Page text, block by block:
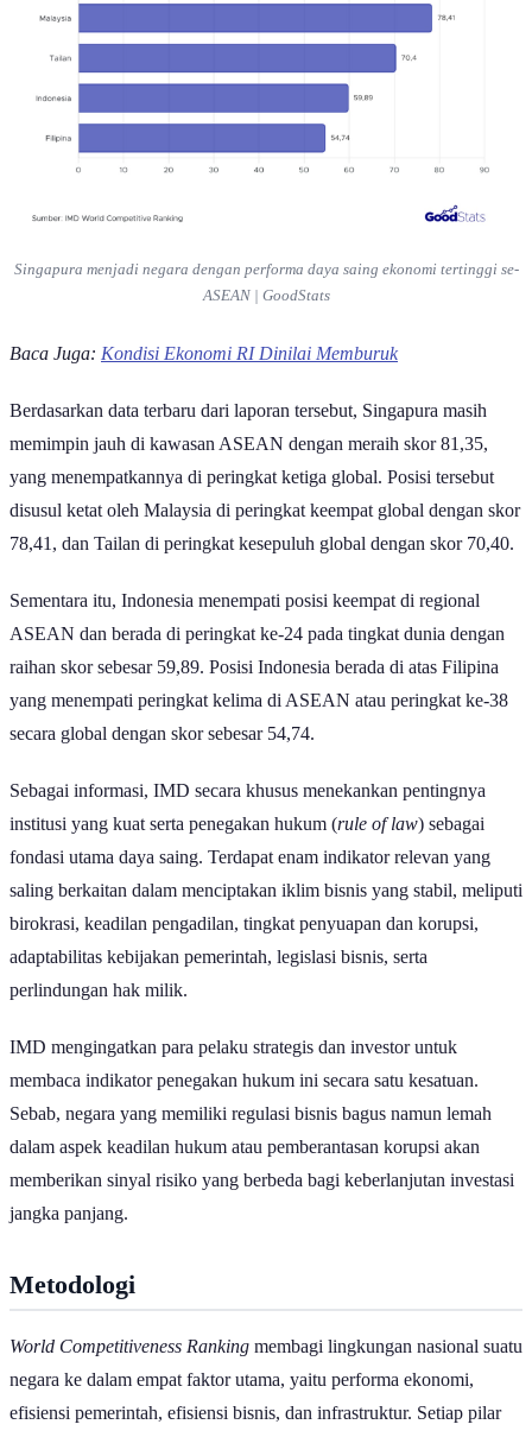
Singapura menjadi negara dengan performa daya saing ekonomi tertinggi se-
ASEAN | GoodStats
Baca Juga: Kondisi Ekonomi RI Dinilai Memburuk
Berdasarkan data terbaru dari laporan tersebut, Singapura masih
memimpin jauh di kawasan ASEAN dengan meraih skor 81,35,
yang menempatkannya di peringkat ketiga global. Posisi tersebut
disusul ketat oleh Malaysia di peringkat keempat global dengan skor
78,41, dan Tailan di peringkat kesepuluh global dengan skor 70,40.
Sementara itu, Indonesia menempati posisi keempat di regional
ASEAN dan berada di peringkat ke-24 pada tingkat dunia dengan
raihan skor sebesar 59,89. Posisi Indonesia berada di atas Filipina
yang menempati peringkat kelima di ASEAN atau peringkat ke-38
secara global dengan skor sebesar 54,74.
Sebagai informasi, IMD secara khusus menekankan pentingnya
institusi yang kuat serta penegakan hukum (rule of law) sebagai
fondasi utama daya saing. Terdapat enam indikator relevan yang
saling berkaitan dalam menciptakan iklim bisnis yang stabil, meliputi
birokrasi, keadilan pengadilan, tingkat penyuapan dan korupsi,
adaptabilitas kebijakan pemerintah, legislasi bisnis, serta
perlindungan hak milik.
IMD mengingatkan para pelaku strategis dan investor untuk
membaca indikator penegakan hukum ini secara satu kesatuan.
Sebab, negara yang memiliki regulasi bisnis bagus namun lemah
dalam aspek keadilan hukum atau pemberantasan korupsi akan
memberikan sinyal risiko yang berbeda bagi keberlanjutan investasi
jangka panjang.
Metodologi
World Competitiveness Ranking membagi lingkungan nasional suatu
negara ke dalam empat faktor utama, yaitu performa ekonomi,
efisiensi pemerintah, efisiensi bisnis, dan infrastruktur. Setiap pilar